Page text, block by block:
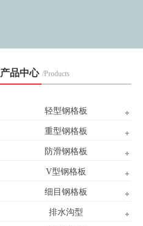
产品中心 /Products
轻型钢格板
重型钢格板
防滑钢格板
V型钢格板
细目钢格板
排水沟型